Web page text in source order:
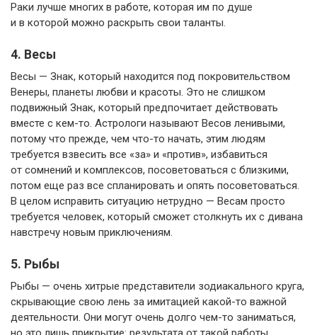
Раки лучше многих в работе, которая им по душе
и в которой можно раскрыть свои таланты.
4. Весы
Весы — Знак, который находится под покровительством
Венеры, планеты любви и красоты. Это не слишком
подвижный Знак, который предпочитает действовать
вместе с кем-то. Астрологи называют Весов ленивыми,
потому что прежде, чем что-то начать, этим людям
требуется взвесить все «за» и «против», избавиться
от сомнений и комплексов, посоветоваться с близкими,
потом еще раз все спланировать и опять посоветоваться.
В целом исправить ситуацию нетрудно — Весам просто
требуется человек, который сможет столкнуть их с дивана
навстречу новым приключениям.
5. Рыбы
Рыбы — очень хитрые представители зодиакального круга,
скрывающие свою лень за имитацией какой-то важной
деятельности. Они могут очень долго чем-то заниматься,